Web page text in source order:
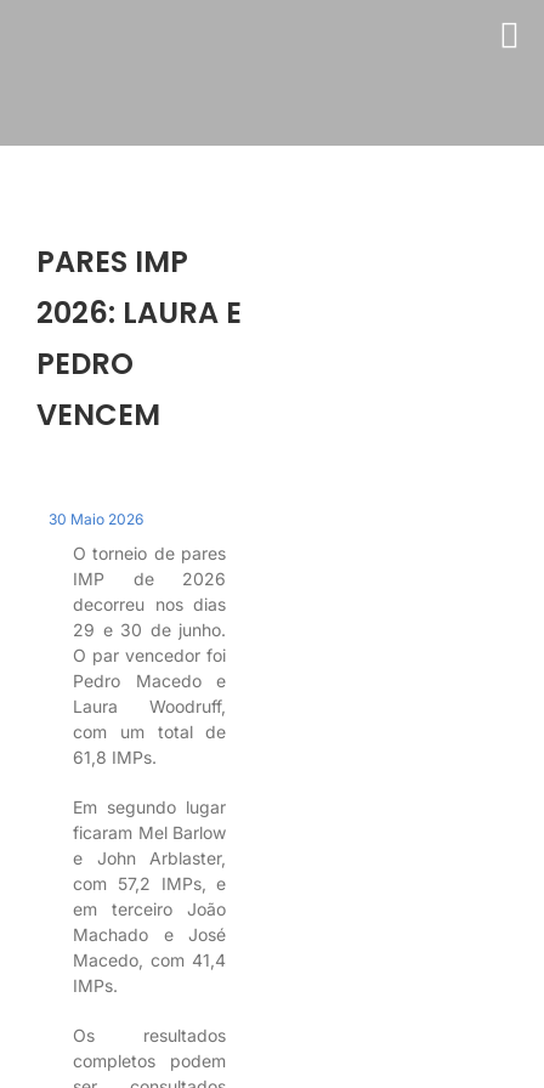
PARES IMP
2026: LAURA E
PEDRO
VENCEM
30 Maio 2026
O torneio de pares
IMP de 2026
decorreu nos dias
29 e 30 de junho.
O par vencedor foi
Pedro Macedo e
Laura Woodruff,
com um total de
61,8 IMPs.
Em segundo lugar
ficaram Mel Barlow
e John Arblaster,
com 57,2 IMPs, e
em terceiro João
Machado e José
Macedo, com 41,4
IMPs.
Os resultados
completos podem